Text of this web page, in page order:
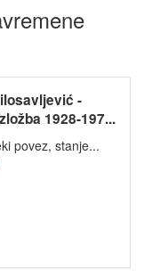
-
1928-197...
povez, stanje...